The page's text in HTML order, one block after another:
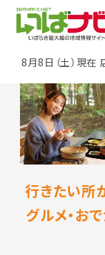
8月8日（土）現
行きたい所
グルメ・お